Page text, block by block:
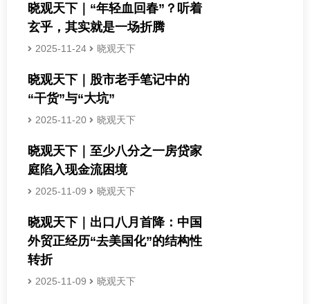
晓观天下｜“年轻血回春”？听着
玄乎，其实就是一场折腾
2025-11-24 晓观天下
晓观天下｜股市老手笔记中的
“干货”与“大坑”
2025-11-20 晓观天下
晓观天下｜至少八分之一房贷家
庭陷入现金流困境
2025-11-09 晓观天下
晓观天下｜出口八月首降：中国
外贸正经历“去美国化”的结构性
转折
2025-11-09 晓观天下